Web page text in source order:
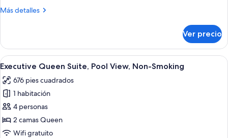
Non-
Más detalles
Más
Queen
Suite,
Non-
Ver precio
Abrir
todas
las
fotos
de
Executive
Queen
Una habitación de hotel moderna
7
Executive Queen Suite, Pool View, Non-Smoking
676 pies cuadrados
1 habitación
4 personas
2 camas Queen
Wifi gratuito